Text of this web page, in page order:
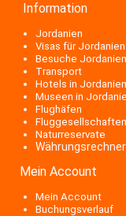
Information
Jordanien
Visas für Jordanien
Besuche Jordanien
Transport
Hotels in Jordanien
Museen in
Flughäfen
Fluggesellschaften
Naturreservate
Währungsrechner
Mein Account
Mein Account
Buchungsverlauf